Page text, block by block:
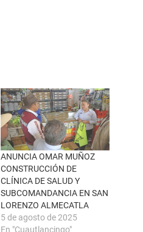
ANUNCIA OMAR MUÑOZ
CONSTRUCCIÓN DE
CLÍNICA DE SALUD Y
SUBCOMANDANCIA EN SAN
LORENZO ALMECATLA
5 de agosto de 2025
En "Cuautlancingo"